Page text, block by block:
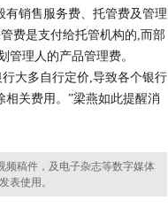
销售服务费、托管费及管理
费是支付给托管机构的,而部
理人的产品管理费。
大多自行定价,导致各个银行
关费用。”梁燕如此提醒消
稿件，及电子杂志等数字媒体
表使用。